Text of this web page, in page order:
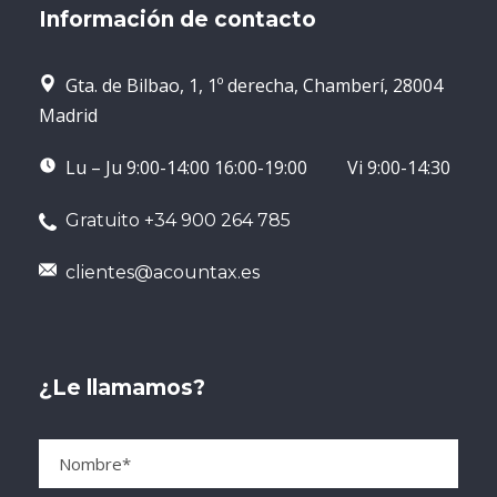
Contar con
cuando necesitas seguridad jurídica,
actualizados. Estas son algunas razones por
las que empresas y particulares confían en
Equipo dedicado
dominio de normativa, criterios
judiciales y práctica ante
Información de contacto
Gta. de Bilbao, 1, 1º derecha, Chamberí, 28004
Madrid
Lu – Ju 9:00-14:00 16:00-19:00 Vi 9:00-14:30
Gratuito +34 900 264 785
clientes@acountax.es
¿Le llamamos?